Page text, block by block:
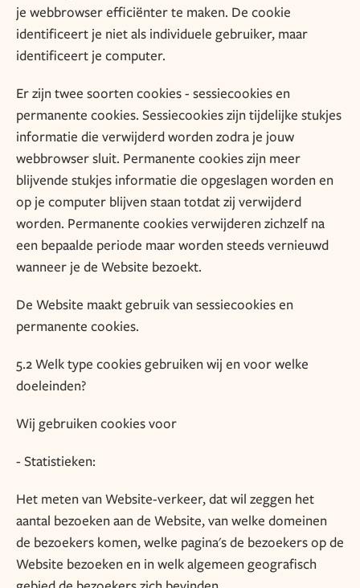
je webbrowser efficiënter te maken. De cookie
identificeert je niet als individuele gebruiker, maar
identificeert je computer.
Er zijn twee soorten cookies - sessiecookies en
permanente cookies. Sessiecookies zijn tijdelijke stukjes
informatie die verwijderd worden zodra je jouw
webbrowser sluit. Permanente cookies zijn meer
blijvende stukjes informatie die opgeslagen worden en
op je computer blijven staan totdat zij verwijderd
worden. Permanente cookies verwijderen zichzelf na
een bepaalde periode maar worden steeds vernieuwd
wanneer je de Website bezoekt.
De Website maakt gebruik van sessiecookies en
permanente cookies.
5.2 Welk type cookies gebruiken wij en voor welke
doeleinden?
Wij gebruiken cookies voor
- Statistieken:
Het meten van Website-verkeer, dat wil zeggen het
aantal bezoeken aan de Website, van welke domeinen
de bezoekers komen, welke pagina's de bezoekers op de
Website bezoeken en in welk algemeen geografisch